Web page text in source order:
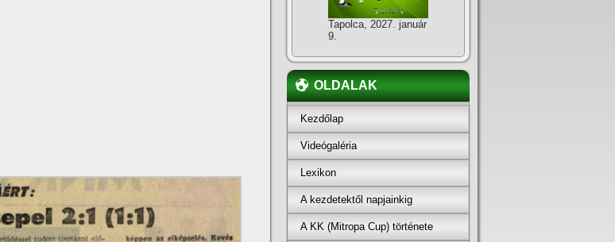
Tapolca, 2027. január
9.
OLDALAK
Kezdőlap
Videógaléria
Lexikon
A kezdetektől napjainkig
A KK (Mitropa Cup) története